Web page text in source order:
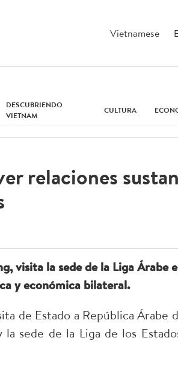
Vietnamese
DESCUBRIENDO
VIETNAM
CULTURA
relaciones
visita la sede de la Liga Árabe
y económica bilateral.
de Estado a República
sede de la Liga de los